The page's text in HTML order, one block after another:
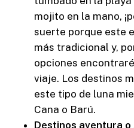
mojito en la mano,
suerte porque este
más tradicional y,
opciones
viaje. Los destinos
este tipo de luna
Cana o Barú.
Destinos aventura